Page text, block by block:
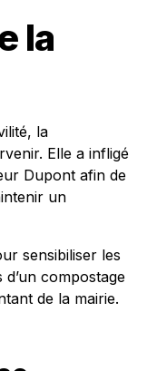
la
la
Elle a infligé
Dupont afin de
un
sensibiliser les
compostage
de la mairie.